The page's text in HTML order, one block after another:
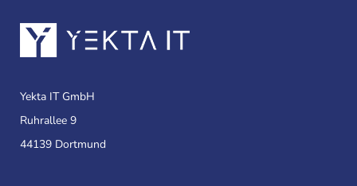
Yekta IT GmbH
Ruhrallee 9
44139 Dortmund